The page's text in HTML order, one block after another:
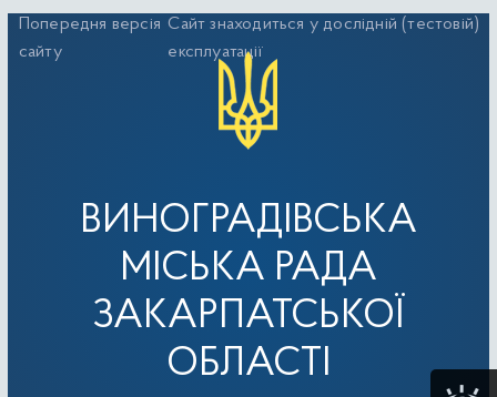
Перейти
до
Попередня версія
сайту
Сайт знаходиться у дослідній (тестовій)
експлуатації
ВИНОГРАДІВСЬКА
МІСЬКА РАДА
ЗАКАРПАТСЬКОЇ
ОБЛАСТІ